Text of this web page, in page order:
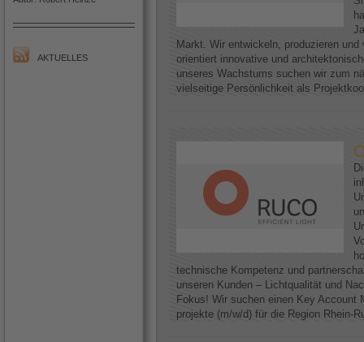
AKTUELLES
Markt. Wir entwickeln, produzieren
orientiert innovative und
unseres Wachstums suchen wir zum
vielseitige Persönlichkeit als
technische Kompetenz und
unseren Kunden – Lichtqualität und
Fokus! Wir suchen einen Key Account
projekte (m/w/d) für die Region Rhein-